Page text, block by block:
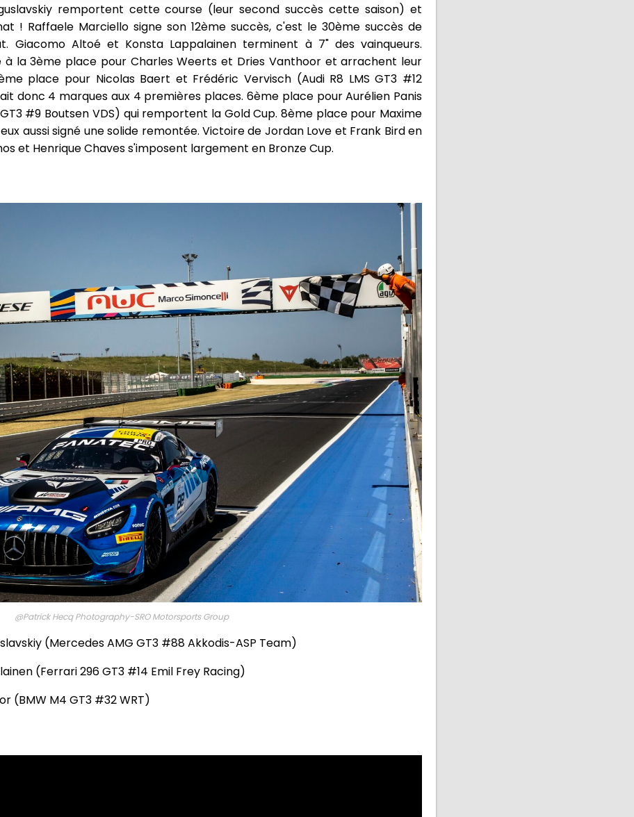
remportent cette course (leur second succès cette saison) et
! Raffaele Marciello signe son 12ème succès, c'est le 30ème succès de
Giacomo Altoé et Konsta Lappalainen terminent à 7" des vainqueurs.
à la 3ème place pour Charles Weerts et Dries Vanthoor et arrachent leur
place pour Nicolas Baert et Frédéric Vervisch (Audi R8 LMS GT3 #12
donc 4 marques aux 4 premières places. 6ème place pour Aurélien Panis
#9 Boutsen VDS) qui remportent la Gold Cup. 8ème place pour Maxime
aussi signé une solide remontée. Victoire de Jordan Love et Frank Bird en
et Henrique Chaves s'imposent largement en Bronze Cup.
@Patrick Hecq Photography-SRO Motorsports Group
(Mercedes AMG GT3 #88 Akkodis-ASP Team)
(Ferrari 296 GT3 #14 Emil Frey Racing)
(BMW M4 GT3 #32 WRT)